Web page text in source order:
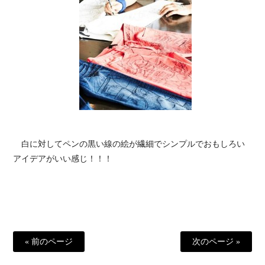
白に対してペンの黒い線の絵が繊細でシンプルでおもしろい
アイデアがいい感じ！！！
« 前のページ 次のページ »